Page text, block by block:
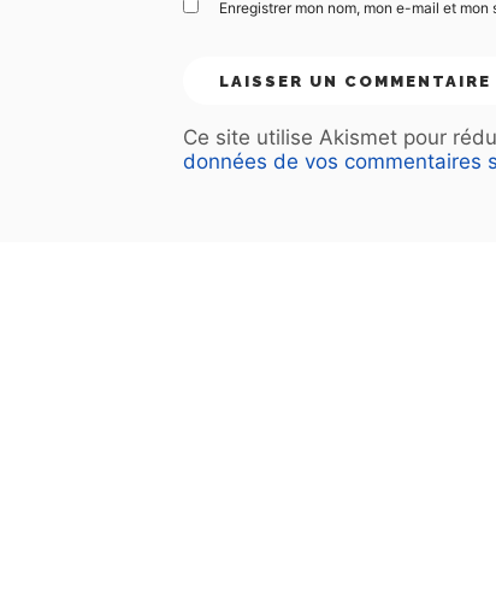
Enregistrer mon nom, mon e-mail et
Ce site utilise Akismet pour
données de vos commentaires